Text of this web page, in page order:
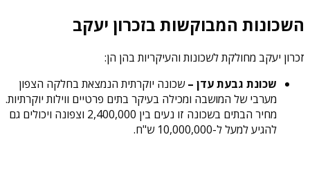
השכונות המבוקשות בזכרון יעקב
זכרון יעקב מחולקת לשכונות והעיקריות בהן הן:
שכונת גבעת עדן –שכונה יוקרתית הנמצאת בחלקה הצפון
מערבי של המושבה ומכילה בעיקר בתים פרטיים ווילות יוקרתיות.
מחיר הבתים בשכונה זו נעים בין 2,400,000 וצפונה ויכולים גם
להגיע למעל ל-10,000,000 ש"ח.